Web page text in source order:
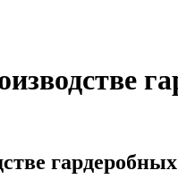
гардеробных